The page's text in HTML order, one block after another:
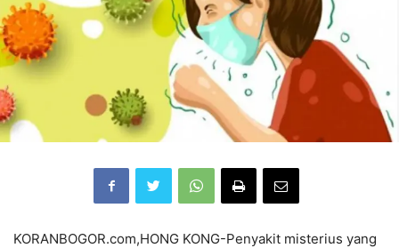
KORANBOGOR.com,HONG KONG-Penyakit misterius yang